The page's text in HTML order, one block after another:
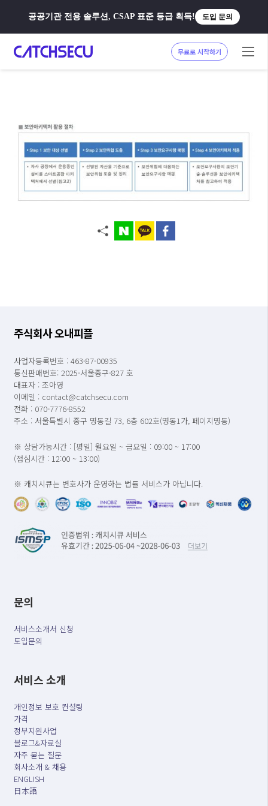
공공기관 전용 솔루션, CSAP 표준 등급 획득! 도입 문의
무료로 시작하기
주식회사 오내피플
사업자등록번호 : 463-87-00935
통신판매번호: 2025-서울중구-827 호
대표자 : 조아영
이메일 : contact@catchsecu.com
전화 : 070-7776-8552
주소 : 서울특별시 중구 명동길 73, 6층 602호(명동1가, 페이지명동)
※ 상담가능시간 : [평일] 월요일 ~ 금요일 : 09:00 ~ 17:00
(점심시간 : 12:00 ~ 13:00)
※ 캐치시큐는 변호사가 운영하는 법률 서비스가 아닙니다.
문의
서비스소개서 신청
도입문의
서비스 소개
개인정보 보호 컨설팅
가격
정부지원사업
블로그&자료실
자주 묻는 질문
회사소개 & 채용
ENGLISH
日本語